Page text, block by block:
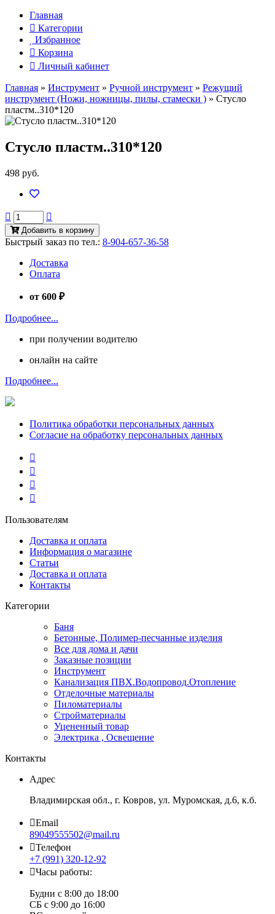
Главная
Категории
Избранное
Корзина
Личный кабинет
Главная » Инструмент » Ручной инструмент » Режущий
инструмент (Ножи, ножницы, пилы, стамески ) » Стусло
пластм..310*120
Стусло пластм..310*120
498 руб.
Добавить в корзину
Быстрый заказ по тел.: 8-904-657-36-58
Доставка
Оплата
от 600 ₽
Подробнее...
при получении водителю
онлайн на сайте
Подробнее...
Политика обработки персональных данных
Согласие на обработку персональных данных
Пользователям
Доставка и оплата
Информация о магазине
Статьи
Доставка и оплата
Контакты
Категории
Баня
Бетонные, Полимер-песчанные изделия
Все для дома и дачи
Заказные позиции
Инструмент
Канализация ПВХ.Водопровод.Отопление
Отделочные материалы
Пиломатериалы
Стройматериалы
Уцененный товар
Электрика , Освещение
Контакты
Адрес
Владимирская обл., г. Ковров, ул. Муромская, д.6, к.б.
Email
89049555502@mail.ru
Телефон
+7 (991) 320-12-92
Часы работы:
Будни с 8:00 до 18:00
СБ с 9:00 до 16:00